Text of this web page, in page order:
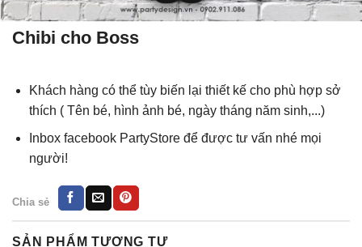
Chibi cho Boss
Khách hàng có thể tùy biến lại thiết kế cho phù hợp sở
thích ( Tên bé, hình ảnh bé, ngày tháng năm sinh,...)
Inbox facebook PartyStore để được tư vấn nhé mọi
người!
Chia sẻ
SẢN PHẨM TƯƠNG TỰ